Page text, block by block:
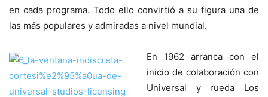
en cada programa. Todo ello convirtió a su figura una de
las más populares y admiradas a nivel mundial.
En 1962 arranca con el
inicio de colaboración con
Universal y rueda Los